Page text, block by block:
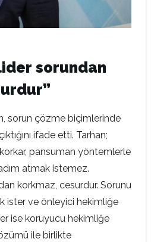
sorundan
sorun çözme biçimlerinde
ifade etti. Tarhan;
pansuman yöntemlerle
atmak istemez.
korkmaz, cesurdur. Sorunu
ister ve önleyici hekimliğe
ise koruyucu hekimliğe
ile birlikte